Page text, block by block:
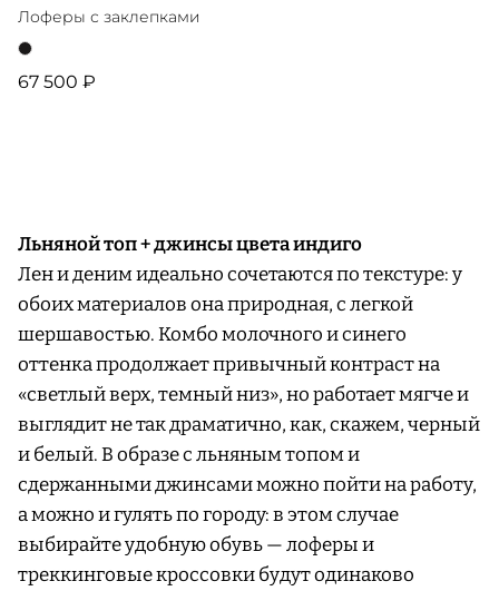
Лоферы с заклепками
67 500 ₽
Льняной топ + джинсы цвета индиго
Лен и деним идеально сочетаются по текстуре: у
обоих материалов она природная, с легкой
шершавостью. Комбо молочного и синего
оттенка продолжает привычный контраст на
«светлый верх, темный низ», но работает мягче и
выглядит не так драматично, как, скажем, черный
и белый. В образе с льняным топом и
сдержанными джинсами можно пойти на работу,
а можно и гулять по городу: в этом случае
выбирайте удобную обувь — лоферы и
треккинговые кроссовки будут одинаково